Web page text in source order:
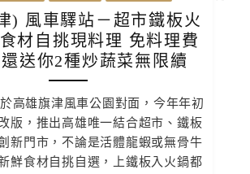
) 風車驛站－超市鐵板火
材自挑現料理 免料理費
送你2種炒蔬菜無限續
高雄旗津風車公園對面，今年年初
版，推出高雄唯一結合超市、鐵板
新門市，不論是活體龍蝦或無骨牛
鮮食材自挑自選，上鐵板入火鍋都